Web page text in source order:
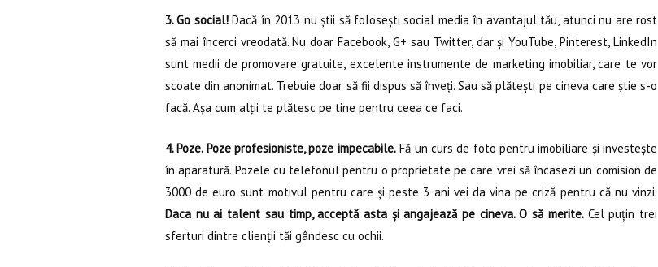
3. Go social!Dacă în 2013 nu știi să folosești social media în avantajul tău, atunci nu are rost
să mai încerci vreodată. Nu doar Facebook, G+ sau Twitter, dar și YouTube, Pinterest, LinkedIn
sunt medii de promovare gratuite, excelente instrumente de marketing imobiliar, care te vor
scoate din anonimat. Trebuie doar să fii dispus să înveți. Sau să plătești pe cineva care știe s-o
facă. Așa cum alții te plătesc pe tine pentru ceea ce faci.
4. Poze. Poze profesioniste, poze impecabile.Fă un curs de foto pentru imobiliare și investește
în aparatură. Pozele cu telefonul pentru o proprietate pe care vrei să încasezi un comision de
3000 de euro sunt motivul pentru care și peste 3 ani vei da vina pe criză pentru că nu vinzi.
Daca nu ai talent sau timp, acceptă asta și angajează pe cineva. O să merite. Cel puțin trei
sferturi dintre clienții tăi gândesc cu ochii.